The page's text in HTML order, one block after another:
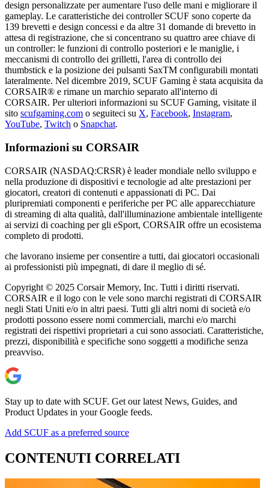
design personalizzate per aumentare l'uso delle mani e migliorare il
gameplay. Le caratteristiche dei controller SCUF sono coperte da
139 brevetti e design concessi e da altre 31 domande di brevetto in
attesa di registrazione, che si concentrano su quattro aree chiave di
un controller: le funzioni di controllo posteriori e le maniglie, i
meccanismi di controllo dei grilletti, l'area di controllo dei
thumbstick e la posizione dei pulsanti SaxTM configurabili montati
lateralmente. Nel dicembre 2019, SCUF Gaming è stata acquisita da
CORSAIR® e rimane un marchio separato all'interno di
CORSAIR. Per ulteriori informazioni su SCUF Gaming, visitate il
sito scufgaming.com o seguiteci su X, Facebook, Instagram,
YouTube, Twitch o Snapchat.
Informazioni su CORSAIR
CORSAIR (NASDAQ:CRSR) è leader mondiale nello sviluppo e
nella produzione di dispositivi e tecnologie ad alte prestazioni per
giocatori, creatori di contenuti e appassionati di PC. Dai
pluripremiati componenti e periferiche per PC alle apparecchiature
di streaming di alta qualità, dall'illuminazione ambientale intelligente
ai servizi di coaching per gli eSport, CORSAIR offre un ecosistema
completo di prodotti.
che lavorano insieme per consentire a tutti, dai giocatori occasionali
ai professionisti più impegnati, di dare il meglio di sé.
Copyright © 2025 Corsair Memory, Inc. Tutti i diritti riservati.
CORSAIR e il logo con le vele sono marchi registrati di CORSAIR
negli Stati Uniti e/o in altri paesi. Tutti gli altri nomi di società e/o
prodotti possono essere nomi commerciali, marchi e/o marchi
registrati dei rispettivi proprietari a cui sono associati. Caratteristiche,
prezzi, disponibilità e specifiche sono soggetti a modifiche senza
preavviso.
Stay up to date with SCUF. Get our latest News, Guides, and
Product Updates in your Google feeds.
Add SCUF as a preferred source
CONTENUTI CORRELATI